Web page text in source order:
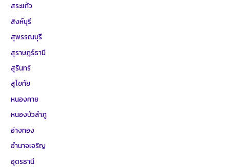
สระแก้ว
สิงห์บุรี
สุพรรณบุรี
สุราษฎร์ธานี
สุรินทร์
สุโขทัย
หนองคาย
หนองบัวลำภู
อ่างทอง
อำนาจเจริญ
อุดรธานี